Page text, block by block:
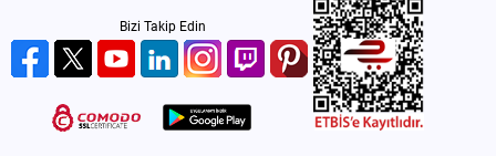
Bizi Takip Edin